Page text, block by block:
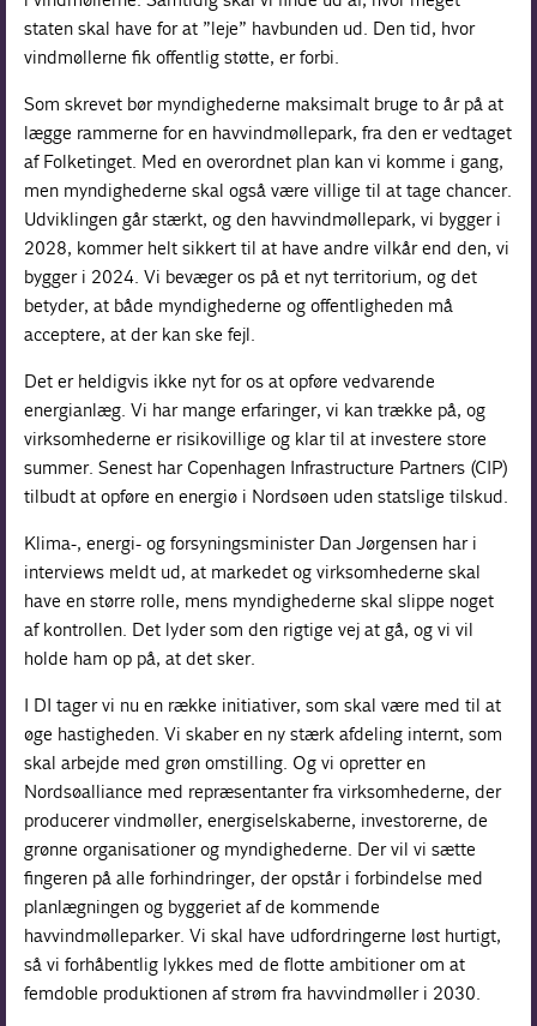
staten skal have for at ”leje” havbunden ud. Den tid, hvor
vindmøllerne fik offentlig støtte, er forbi.
Som skrevet bør myndighederne maksimalt bruge to år på at
lægge rammerne for en havvindmøllepark, fra den er vedtaget
af Folketinget. Med en overordnet plan kan vi komme i gang,
men myndighederne skal også være villige til at tage chancer.
Udviklingen går stærkt, og den havvindmøllepark, vi bygger i
2028, kommer helt sikkert til at have andre vilkår end den, vi
bygger i 2024. Vi bevæger os på et nyt territorium, og det
betyder, at både myndighederne og offentligheden må
acceptere, at der kan ske fejl.
Det er heldigvis ikke nyt for os at opføre vedvarende
energianlæg. Vi har mange erfaringer, vi kan trække på, og
virksomhederne er risikovillige og klar til at investere store
summer. Senest har Copenhagen Infrastructure Partners (CIP)
tilbudt at opføre en energiø i Nordsøen uden statslige tilskud.
Klima-, energi- og forsyningsminister Dan Jørgensen har i
interviews meldt ud, at markedet og virksomhederne skal
have en større rolle, mens myndighederne skal slippe noget
af kontrollen. Det lyder som den rigtige vej at gå, og vi vil
holde ham op på, at det sker.
I DI tager vi nu en række initiativer, som skal være med til at
øge hastigheden. Vi skaber en ny stærk afdeling internt, som
skal arbejde med grøn omstilling. Og vi opretter en
Nordsøalliance med repræsentanter fra virksomhederne, der
producerer vindmøller, energiselskaberne, investorerne, de
grønne organisationer og myndighederne. Der vil vi sætte
fingeren på alle forhindringer, der opstår i forbindelse med
planlægningen og byggeriet af de kommende
havvindmølleparker. Vi skal have udfordringerne løst hurtigt,
så vi forhåbentlig lykkes med de flotte ambitioner om at
femdoble produktionen af strøm fra havvindmøller i 2030.